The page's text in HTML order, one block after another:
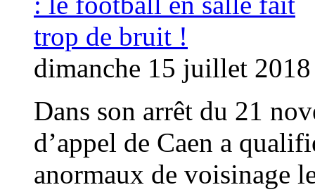
dimanche 15 juillet 2018
Dans son arrêt du 21
d’appel de Caen a
anormaux de voisinage